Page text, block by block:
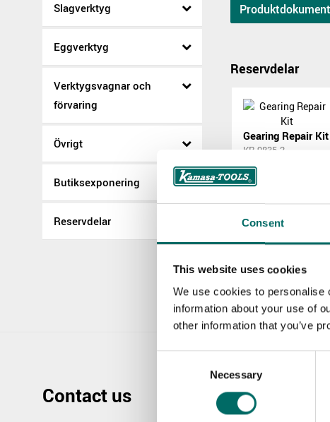
Consent
This website uses cookies
We use cookies to personalise
information about your use of
other information that you’ve
Necessary
Slagverktyg
Eggverktyg
Verktygsvagnar och
förvaring
Övrigt
Butiksexponering
Reservdelar
Produktdokument
Reservdelar
Gearing Repair Kit
KR 9835-2
Mer
K 9844
Contact us